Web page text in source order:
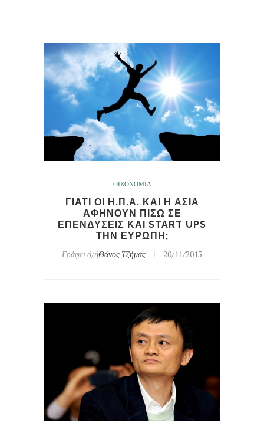
ΟΙΚΟΝΟΜΙΑ
ΓΙΑΤΙ ΟΙ Η.Π.Α. ΚΑΙ Η ΑΣΙΑ
ΑΦΗΝΟΥΝ ΠΙΣΩ ΣΕ
ΕΠΕΝΔΥΣΕΙΣ ΚΑΙ START UPS
ΤΗΝ ΕΥΡΩΠΗ;
Γράφει ό/ήΘάνος Τζήμας 20/11/2015